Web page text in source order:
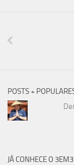
POSTS +
JÁ CONHECE O